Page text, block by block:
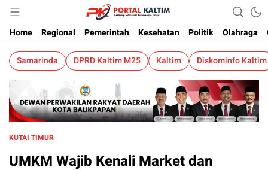
Portalkaltim.com
Berita Kaltim Terkini
Home
Regional Pemerintah Kesehatan Politik Olahraga
Samarinda DPRD Kaltim M25 Kaltim Diskominfo Kaltim
KUTAI TIMUR
UMKM Wajib Kenali Market dan